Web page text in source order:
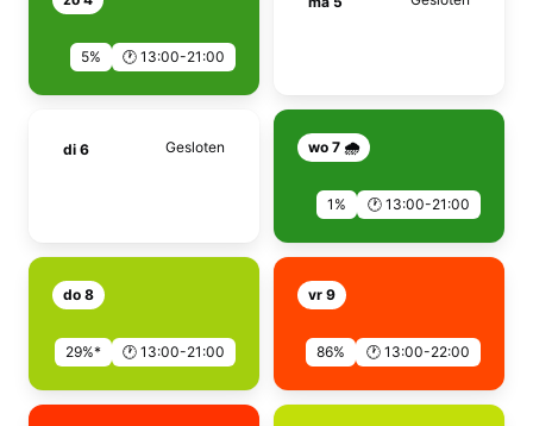
5% 🕐 13:00-21:00
di 6 Gesloten wo 7 🌧️
1% 🕐 13:00-21:00
do 8
29%* 🕐 13:00-21:00
vr 9
86% 🕐 13:00-22:00